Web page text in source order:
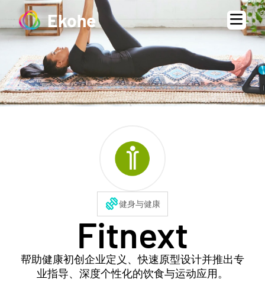
Ekohe
exercise健身与健康
Fitnext
帮助健康初创企业定义、快速原型设计并推出专
业指导、深度个性化的饮食与运动应用。